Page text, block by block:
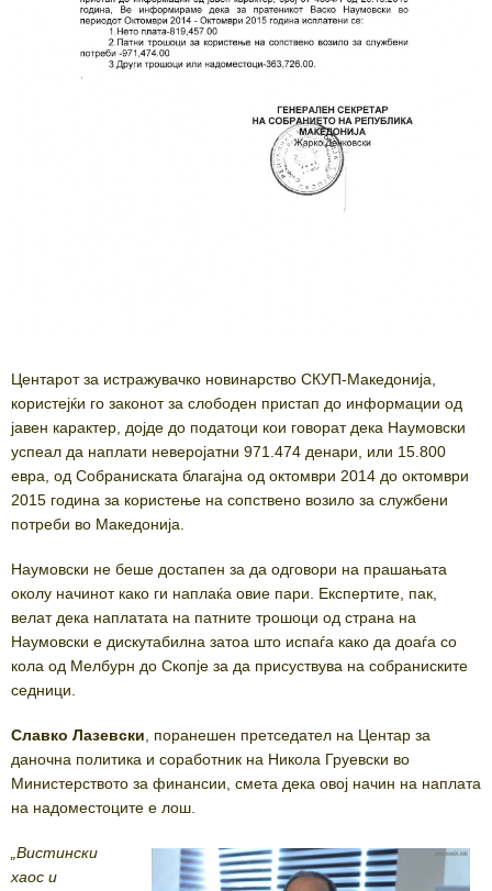
Центарот за истражувачко новинарство СКУП-Македонија,
користејќи го законот за слободен пристап до информации од
јавен карактер, дојде до податоци кои говорат дека Наумовски
успеал да наплати неверојатни 971.474 денари, или 15.800
евра, од Собраниската благајна од октомври 2014 до октомври
2015 година за користење на сопствено возило за службени
потреби во Македонија.
Наумовски не беше достапен за да одговори на прашањата
околу начинот како ги наплаќа овие пари. Експертите, пак,
велат дека наплатата на патните трошоци од страна на
Наумовски е дискутабилна затоа што испаѓа како да доаѓа со
кола од Мелбурн до Скопје за да присуствува на собраниските
седници.
Славко Лазевски , поранешен претседател на Центар за
даночна политика и соработник на Никола Груевски во
Министерството за финансии, смета дека овој начин на наплата
на надоместоците е лош.
„Вистински
хаос и